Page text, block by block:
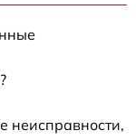
неисправности,